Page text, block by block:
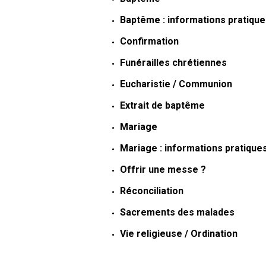
Baptême : informations
Confirmation
Funérailles chrétiennes
Eucharistie / Communion
Extrait de baptême
Mariage
Mariage : informations
Offrir une messe ?
Réconciliation
Sacrements des malades
Vie religieuse / Ordination